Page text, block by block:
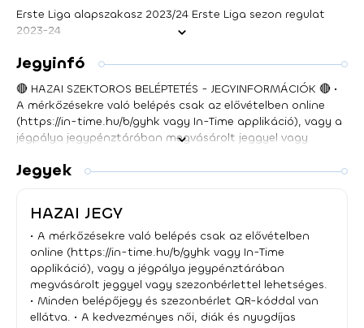
Erste Liga alapszakasz 2023/24 Erste Liga sezon regulat
2023-24
Jegyinfó
🔴 HAZAI SZEKTOROS BELÉPTETÉS - JEGYINFORMÁCIÓK 🔴 •
A mérkőzésekre való belépés csak az elővételben online
(https://in-time.hu/b/gyhk vagy In-Time applikáció), vagy a
jégpálya jegypénztárában megvásárolt jeggyel vagy
szezonbérlet QR-kóddal van ellátva. • A kedvezményes női,
előtt egy órával nyit ki. • A belépő kártyás kifizetése után a
megadott e-mail címre egyedi, QR-kóddal ellátott jegyet
küld a rendszer. A jegyet nem kötelező kinyomtatni, be
lehet mutatni okostelefonról is. • A jégpálya bejáratánál
QR-kód olvasóval felszerelt forgókapu található. Első
belépésnél a gép leolvassa a bemutatott QR-kódot, amely
lehetővé teszi a jégpályára való belépést. • A QR-kód
Jegyek
HAZAI JEGY
• A mérkőzésekre való belépés csak az elővételben
online (https://in-time.hu/b/gyhk vagy In-Time
applikáció), vagy a jégpálya jegypénztárában
megvásárolt jeggyel vagy szezonbérlettel lehetséges.
• Minden belépőjegy és szezonbérlet QR-kóddal van
ellátva. • A kedvezményes női, diák és nyugdíjas